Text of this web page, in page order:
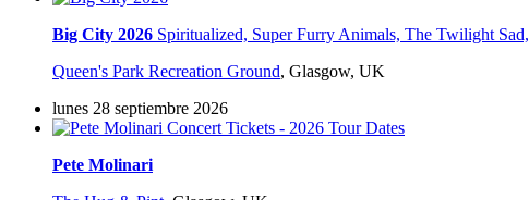
Big City 2026 Spiritualized, Super Furry Animals, The Twilight
Queen's Park Recreation Ground, Glasgow, UK
lunes 28 septiembre 2026
Pete Molinari